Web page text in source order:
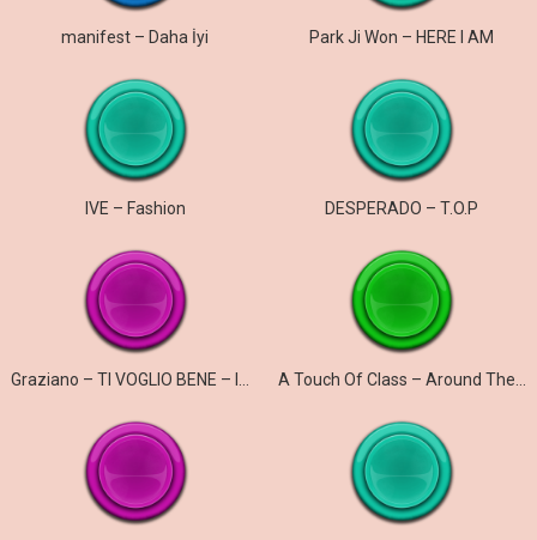
manifest – Daha İyi Park Ji Won – HERE I AM
IVE – Fashion DESPERADO – T.O.P